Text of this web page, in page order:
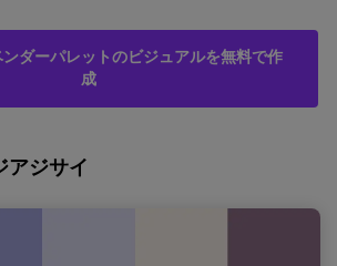
ダーパレットのビジュアルを無料で作
成
アジサイ